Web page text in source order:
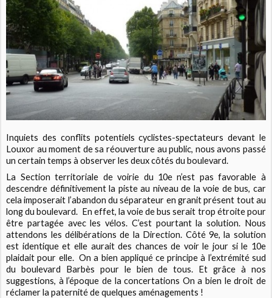
Inquiets des conflits potentiels cyclistes-spectateurs devant le
Louxor au moment de sa réouverture au public, nous avons passé
un certain temps à observer les deux côtés du boulevard.
La Section territoriale de voirie du 10e n’est pas favorable à
descendre définitivement la piste au niveau de la voie de bus, car
cela imposerait l’abandon du séparateur en granit présent tout au
long du boulevard. En effet, la voie de bus serait trop étroite pour
être partagée avec les vélos. C’est pourtant la solution. Nous
attendons les délibérations de la Direction. Côté 9e, la solution
est identique et elle aurait des chances de voir le jour si le 10e
plaidait pour elle. On a bien appliqué ce principe à l’extrémité sud
du boulevard Barbès pour le bien de tous. Et grâce à nos
suggestions, à l’époque de la concertations On a bien le droit de
réclamer la paternité de quelques aménagements !